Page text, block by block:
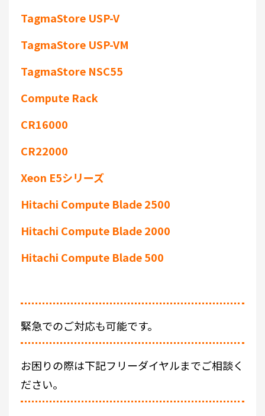
TagmaStore USP-V
TagmaStore USP-VM
TagmaStore NSC55
Compute Rack
CR16000
CR22000
Xeon E5シリーズ
Hitachi Compute Blade 2500
Hitachi Compute Blade 2000
Hitachi Compute Blade 500
緊急でのご対応も可能です。
お困りの際は下記フリーダイヤルまでご相談く
ださい。